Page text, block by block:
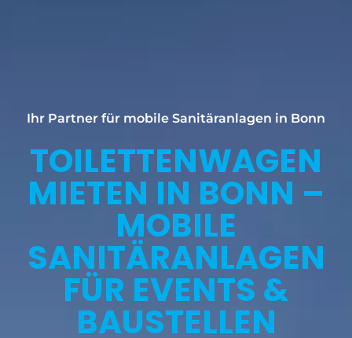
Ihr Partner für mobile Sanitäranlagen in Bonn
TOILETTENWAGEN
MIETEN IN BONN –
MOBILE
SANITÄRANLAGEN
FÜR EVENTS &
BAUSTELLEN